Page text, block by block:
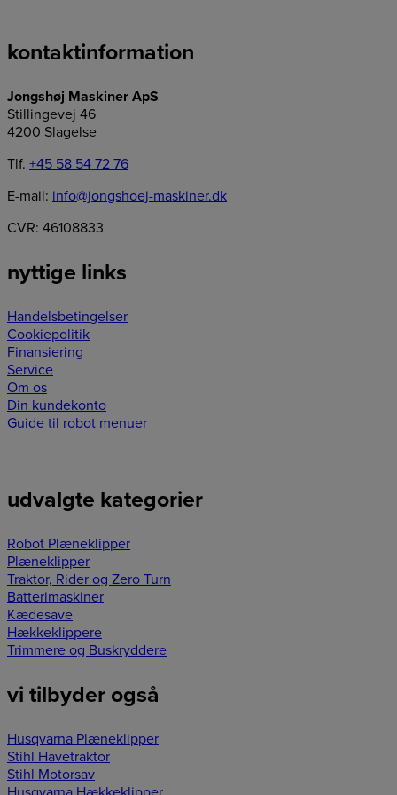
kontaktinformation
Jongshøj Maskiner ApS
Stillingevej 46
4200 Slagelse
Tlf. +45 58 54 72 76
E-mail: info@jongshoej-maskiner.dk
CVR: 46108833
nyttige links
Handelsbetingelser
Cookiepolitik
Finansiering
Service
Om os
Din kundekonto
Guide til robot menuer
udvalgte kategorier
Robot Plæneklipper
Plæneklipper
Traktor, Rider og Zero Turn
Batterimaskiner
Kædesave
Hækkeklippere
Trimmere og Buskryddere
vi tilbyder også
Husqvarna Plæneklipper
Stihl Havetraktor
Stihl Motorsav